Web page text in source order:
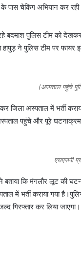
पास चेकिंग अभियान कर रही
रहे बदमाश पुलिस टीम को
हापुड़ ने पुलिस टीम पर
(अस्पताल पहुंचे
कर जिला अस्पताल में भर्ती
पहुंचे और पूरे
एसएसपी
ने बताया कि मंगलौर लूट की
में भर्ती कराया गया
गिरफ्तार कर लिया जाएगा।